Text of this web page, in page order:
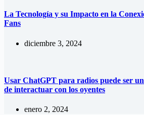
La Tecnología y su Impacto en la
Fans
diciembre 3, 2024
Usar ChatGPT para radios puede ser
de interactuar con los oyentes
enero 2, 2024